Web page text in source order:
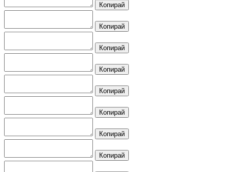
Копирай
Копирай
Копирай
Копирай
Копирай
Копирай
Копирай
Копирай